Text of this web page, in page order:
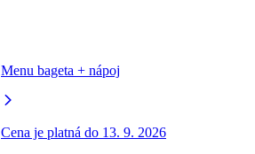
Menu bageta + nápoj
Cena je platná do 13. 9. 2026